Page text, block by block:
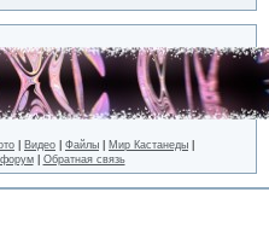
Видео Файлы Мир Кастанеды
форум| Обратная связь